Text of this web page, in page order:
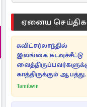
ஏனைய
சுவிட்சர்லாந்தில்
இலங்கை கடவுச்சீட்டு
காத்திருக்கும்
Tamilwin